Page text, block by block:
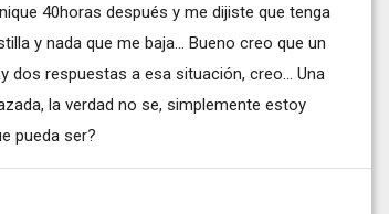
40horas después y me dijiste que tenga
y nada que me baja... Bueno creo que un
dos respuestas a esa situación, creo... Una
la verdad no se, simplemente estoy
pueda ser?